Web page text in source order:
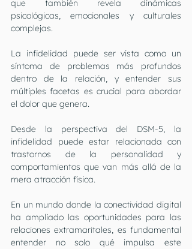
que también revela dinámicas
psicológicas, emocionales y culturales
complejas.
La infidelidad puede ser vista como un
síntoma de problemas más profundos
dentro de la relación, y entender sus
múltiples facetas es crucial para abordar
el dolor que genera.
Desde la perspectiva del DSM-5, la
infidelidad puede estar relacionada con
trastornos de la personalidad y
comportamientos que van más allá de la
mera atracción física.
En un mundo donde la conectividad digital
ha ampliado las oportunidades para las
relaciones extramaritales, es fundamental
entender no solo qué impulsa este